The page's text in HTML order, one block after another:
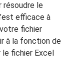
résoudre le
efficace à
fichier
à la fonction de
fichier Excel